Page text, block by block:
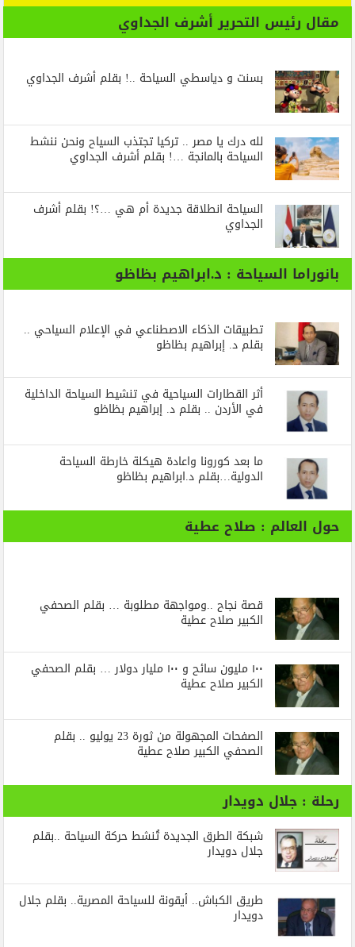
مقال رئيس التحرير أشرف الجداوي
بسنت و دياسطي السياحة ..! بقلم أشرف الجداوي
لله درك يا مصر .. تركيا تجتذب السياح ونحن ننشط
السياحة بالمانجة …! بقلم أشرف الجداوي
السياحة انطلاقة جديدة أم هي …؟! بقلم أشرف
الجداوي
بانوراما السياحة : د.ابراهيم بظاظو
تطبيقات الذكاء الاصطناعي في الإعلام السياحي ..
بقلم د. إبراهيم بظاظو
أثر القطارات السياحية في تنشيط السياحة الداخلية
في الأردن .. بقلم د. إبراهيم بظاظو
ما بعد كورونا واعادة هيكلة خارطة السياحة
الدولية…بقلم د.ابراهيم بظاظو
حول العالم : صلاح عطية
قصة نجاح ..ومواجهة مطلوبة … بقلم الصحفي
الكبير صلاح عطية
١٠٠ مليون سائح و ١٠٠ مليار دولار … بقلم الصحفي
الكبير صلاح عطية
الصفحات المجهولة من ثورة 23 يوليو .. بقلم
الصحفي الكبير صلاح عطية
رحلة : جلال دويدار
شبكة الطرق الجديدة تُنشط حركة السياحة ..بقلم
جلال دويدار
طريق الكباش.. أيقونة للسياحة المصرية.. بقلم جلال
دويدار